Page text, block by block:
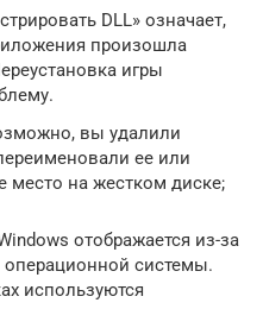
DLL» означает,
произошла
игры
вы удалили
ее или
место на жестком диске;
отображается из-за
операционной системы.
используются